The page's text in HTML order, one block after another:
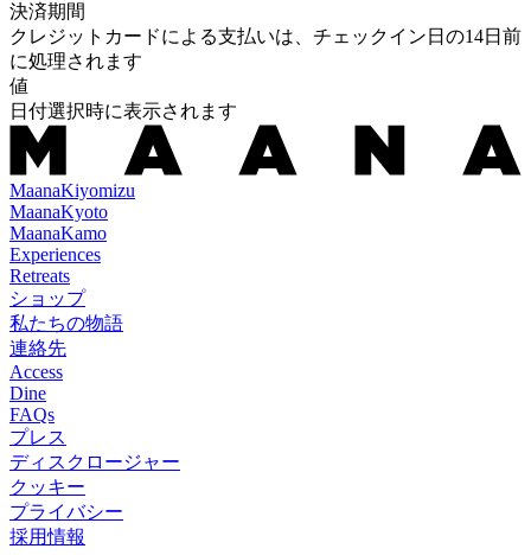
決済期間
クレジットカードによる支払いは、チェックイン日の14日前
に処理されます
値
日付選択時に表示されます
MaanaKiyomizu
MaanaKyoto
MaanaKamo
Experiences
Retreats
ショップ
私たちの物語
連絡先
Access
Dine
FAQs
プレス
ディスクロージャー
クッキー
プライバシー
採用情報